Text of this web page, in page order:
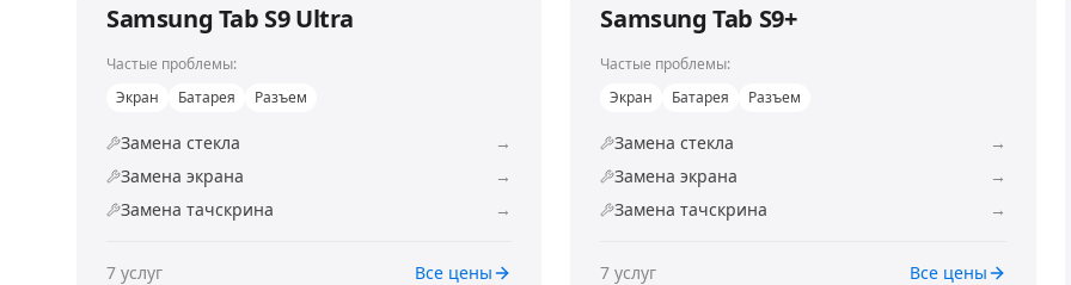
Samsung Tab S9 Ultra
Частые проблемы:
Экран
Батарея Разъем
Замена стекла
→
Замена экрана
→
Замена тачскрина
→
7 услуг Все цены
Samsung Tab S9+
Частые проблемы:
Экран
Батарея Разъем
Замена стекла
→
Замена экрана
→
Замена тачскрина
→
7 услуг Все цены